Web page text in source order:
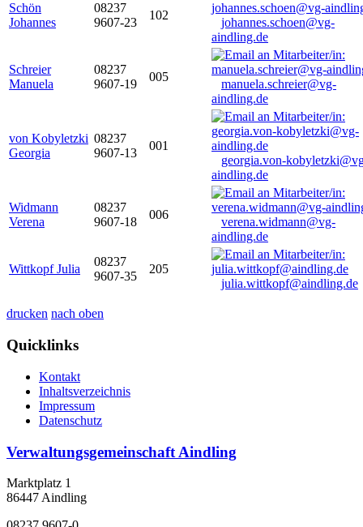
Schön
Johannes
08237
9607-23
102
johannes.schoen@vg-
aindling.de
Schreier
Manuela
08237
9607-19
005
manuela.schreier@vg-
aindling.de
von Kobyletzki
Georgia
08237
9607-13
001
georgia.von-
aindling.de
Widmann
Verena
08237
9607-18
006
verena.widmann@vg-
aindling.de
Wittkopf Julia
08237
9607-35
205
julia.wittkopf@aindling.de
drucken nach oben
Quicklinks
Kontakt
Inhaltsverzeichnis
Impressum
Datenschutz
Verwaltungsgemeinschaft Aindling
Marktplatz 1
86447 Aindling